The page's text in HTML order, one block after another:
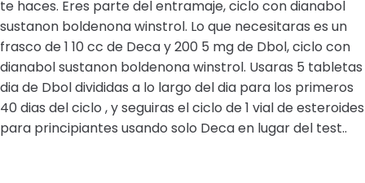
te haces. Eres parte del entramaje, ciclo con dianabol
sustanon boldenona winstrol. Lo que necesitaras es un
frasco de 1 10 cc de Deca y 200 5 mg de Dbol, ciclo con
dianabol sustanon boldenona winstrol. Usaras 5 tabletas
dia de Dbol divididas a lo largo del dia para los primeros
40 dias del ciclo , y seguiras el ciclo de 1 vial de esteroides
para principiantes usando solo Deca en lugar del test..